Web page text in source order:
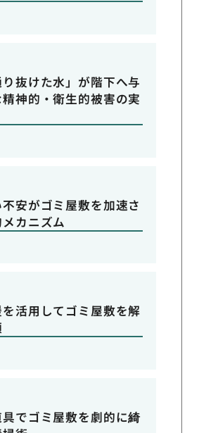
り抜けた水」が階下へ与
神的・衛生的被害の実
安がゴミ屋敷を加速さ
カニズム
活用してゴミ屋敷を解
でゴミ屋敷を劇的に綺